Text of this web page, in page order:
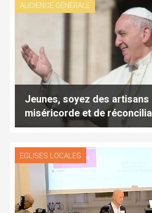
AUDIENCE GÉNÉRALE
Jeunes, soyez des artisans
miséricorde et de
EGLISES LOCALES